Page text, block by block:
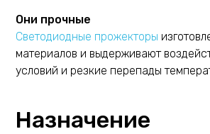
Они прочные
Светодиодные прожекторы
материалов и выдерживают
условий и резкие перепады
Назначение